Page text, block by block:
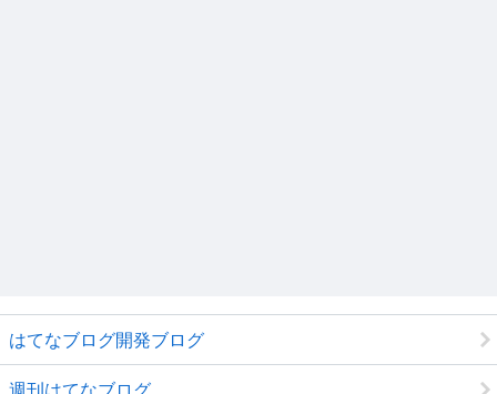
はてなブログ開発ブログ